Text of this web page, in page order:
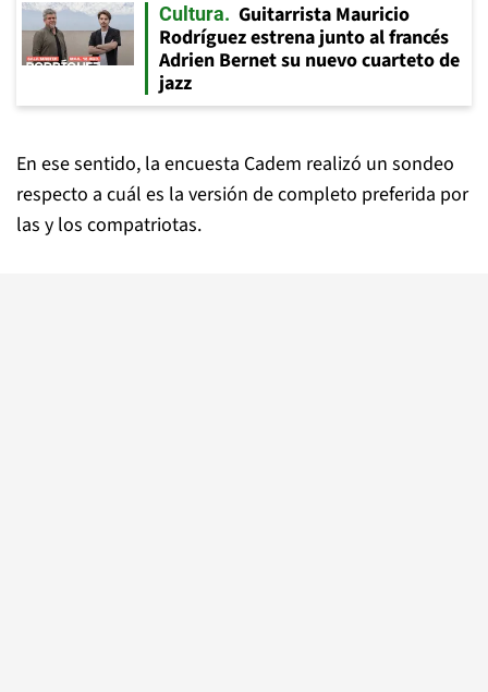
Cultura
Guitarrista Mauricio
Rodríguez estrena junto al francés
Adrien Bernet su nuevo cuarteto de
jazz
En ese sentido, la encuesta Cadem realizó un sondeo
respecto a cuál es la versión de completo preferida por
las y los compatriotas.